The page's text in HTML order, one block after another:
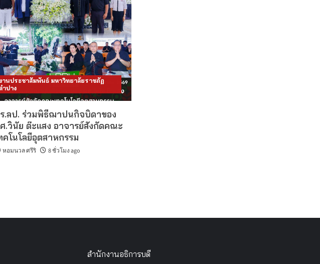
านประชาสัมพันธ์ มหาวิทยาลัยราชภัฏ
ลำปาง
.ลป. ร่วมพิธีฌาปนกิจบิดาของ
.วินัย ต๊ะแสง อาจารย์สังกัดคณะ
คโนโลยีอุตสาหกรรม
หอมนวล ศรีริ 8 ชั่วโมง ago
สำนักงานอธิการบดี